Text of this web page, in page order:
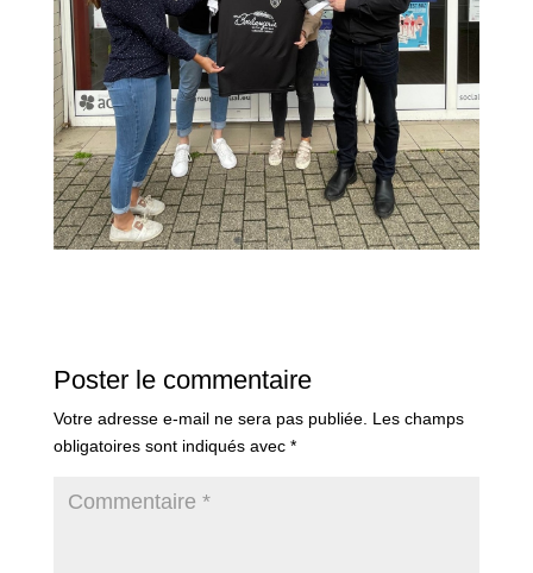
Poster le commentaire
Votre adresse e-mail ne sera pas publiée. Les champs
obligatoires sont indiqués avec *